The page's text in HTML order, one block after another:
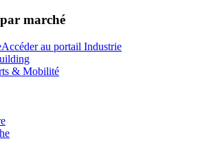
marché
Accéder au portail Industrie
& Mobilité